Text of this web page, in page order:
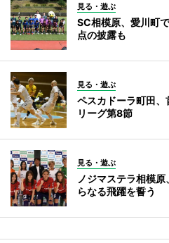
見る・遊ぶ
SC相模原、愛川町
点の披露も
見る・遊ぶ
ペスカドーラ町田
リーグ第8節
見る・遊ぶ
ノジマステラ相模
らなる飛躍を誓う